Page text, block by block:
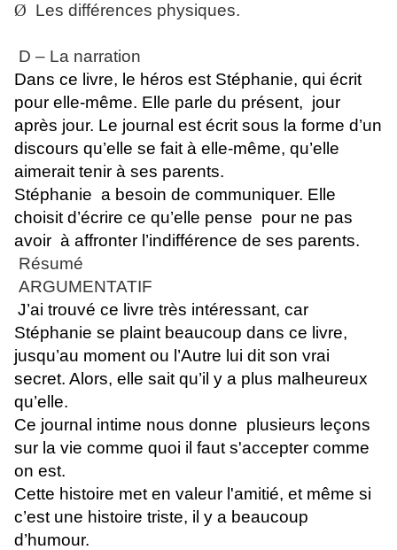
Ø Les différences physiques.
D – La narration
Dans ce livre, le héros est Stéphanie, qui écrit
pour elle-même. Elle parle du présent, jour
après jour. Le journal est écrit sous la forme d’un
discours qu’elle se fait à elle-même, qu’elle
aimerait tenir à ses parents.
Stéphanie a besoin de communiquer. Elle
choisit d’écrire ce qu’elle pense pour ne pas
avoir à affronter l’indifférence de ses parents.
Résumé
ARGUMENTATIF
J’ai trouvé ce livre très intéressant, car
Stéphanie se plaint beaucoup dans ce livre,
jusqu’au moment ou l’Autre lui dit son vrai
secret. Alors, elle sait qu’il y a plus malheureux
qu’elle.
Ce journal intime nous donne plusieurs leçons
sur la vie comme quoi il faut s'accepter comme
on est.
Cette histoire met en valeur l'amitié, et même si
c’est une histoire triste, il y a beaucoup
d’humour.